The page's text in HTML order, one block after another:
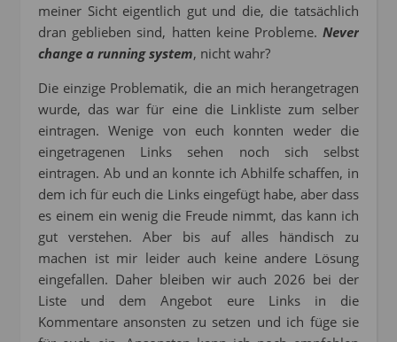
meiner Sicht eigentlich gut und die, die tatsächlich
dran geblieben sind, hatten keine Probleme. Never
change a running system, nicht wahr?
Die einzige Problematik, die an mich herangetragen
wurde, das war für eine die Linkliste zum selber
eintragen. Wenige von euch konnten weder die
eingetragenen Links sehen noch sich selbst
eintragen. Ab und an konnte ich Abhilfe schaffen, in
dem ich für euch die Links eingefügt habe, aber dass
es einem ein wenig die Freude nimmt, das kann ich
gut verstehen. Aber bis auf alles händisch zu
machen ist mir leider auch keine andere Lösung
eingefallen. Daher bleiben wir auch 2026 bei der
Liste und dem Angebot eure Links in die
Kommentare ansonsten zu setzen und ich füge sie